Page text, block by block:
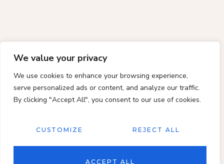
We value your privacy
We use cookies to enhance your browsing experience,
serve personalized ads or content, and analyze our traffic.
By clicking "Accept All", you consent to our use of cookies.
CUSTOMIZE REJECT ALL
ACCEPT ALL